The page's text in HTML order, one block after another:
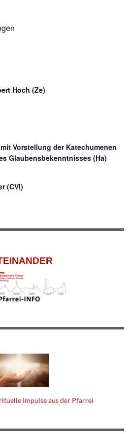
Hoch (Ze)
Vorstellung der Katechumenen
Glaubensbekenntnisses (Ha)
(CVI)
Impulse aus der Pfarrei